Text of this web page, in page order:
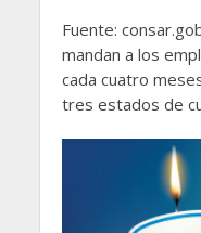
Fuente:
mandan a los
cada cuatro
tres estados de